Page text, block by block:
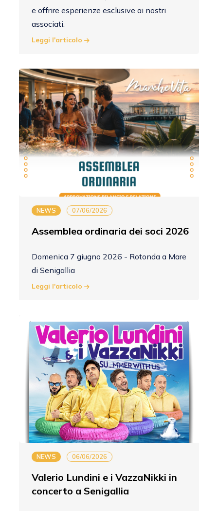
e offrire esperienze esclusive ai nostri
associati.
Leggi l'articolo
NEWS 07/06/2026
Assemblea ordinaria dei soci 2026
Domenica 7 giugno 2026 - Rotonda a Mare
di Senigallia
Leggi l'articolo
NEWS 06/06/2026
Valerio Lundini e i VazzaNikki in
concerto a Senigallia